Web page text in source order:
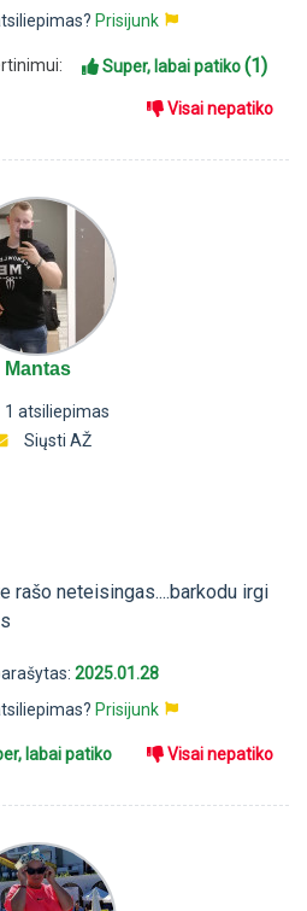
Prisijunk
Super, labai patiko(1)
Visai nepatiko
Mantas
1 atsiliepimas
Siųsti AŽ
rašo neteisingas....barkodu irgi
2025.01.28
Prisijunk
labai patiko Visai nepatiko